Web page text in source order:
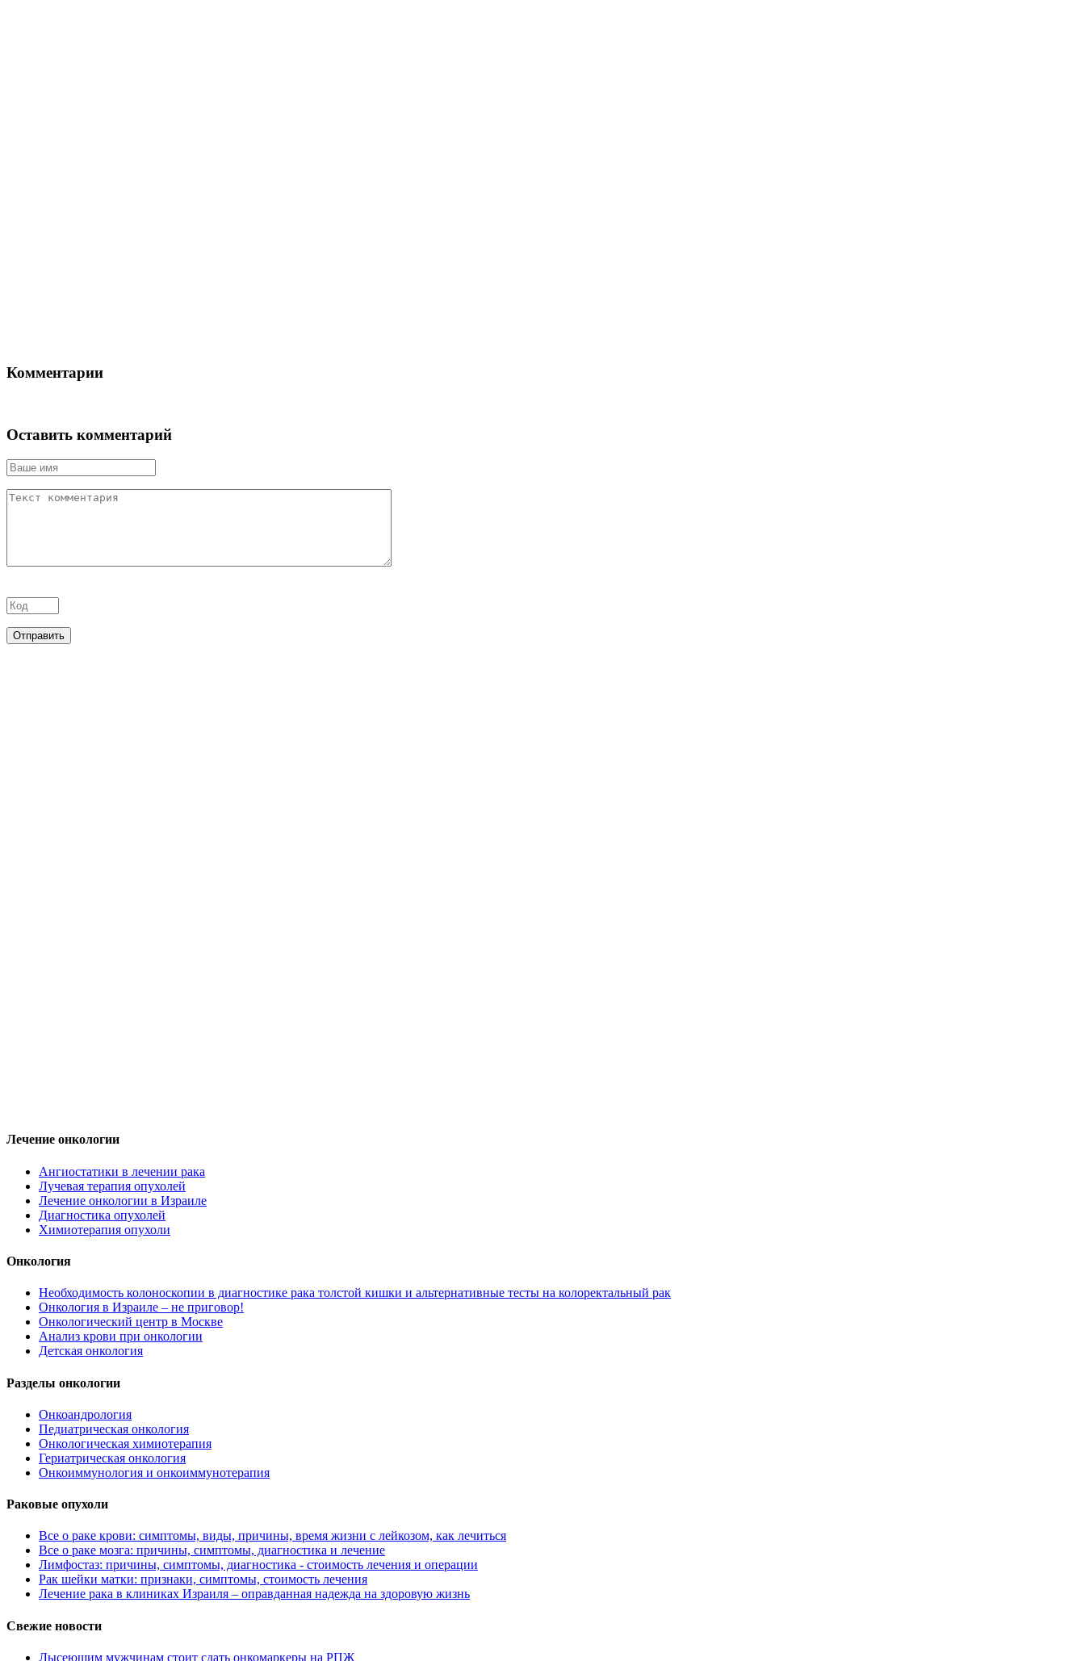
Комментарии
Оставить комментарий
Лечение онкологии
Ангиостатики в лечении рака
Лучевая терапия опухолей
Лечение онкологии в Израиле
Диагностика опухолей
Химиотерапия опухоли
Онкология
Необходимость колоноскопии в диагностике рака толстой кишки и альтернативные тесты на колоректальный рак
Онкология в Израиле – не приговор!
Онкологический центр в Москве
Анализ крови при онкологии
Детская онкология
Разделы онкологии
Онкоандрология
Педиатрическая онкология
Онкологическая химиотерапия
Гериатрическая онкология
Онкоиммунология и онкоиммунотерапия
Раковые опухоли
Все о раке крови: симптомы, виды, причины, время жизни с лейкозом, как лечиться
Все о раке мозга: причины, симптомы, диагностика и лечение
Лимфостаз: причины, симптомы, диагностика - стоимость лечения и операции
Рак шейки матки: признаки, симптомы, стоимость лечения
Лечение рака в клиниках Израиля – оправданная надежда на здоровую жизнь
Свежие новости
Лысеющим мужчинам стоит сдать онкомаркеры на РПЖ